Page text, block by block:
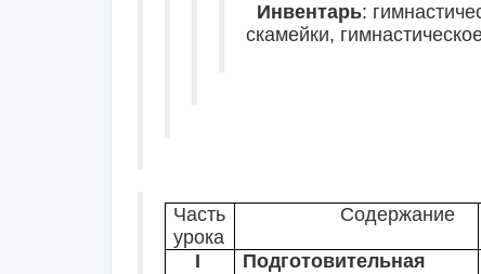
Инвентарь:
скамейки,
Часть
урока
Содержание
I
Подготовительная